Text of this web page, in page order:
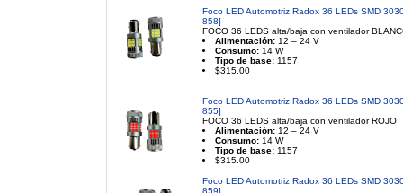
Foco LED Automotriz Radox 36 LEDs SMD
858]
FOCO 36 LEDS alta/baja con ventilador
Alimentación: 12 – 24 V
Consumo: 14 W
Tipo de base: 1157
$315.00
Foco LED Automotriz Radox 36 LEDs SMD
855]
FOCO 36 LEDS alta/baja con ventilador ROJO
Alimentación: 12 – 24 V
Consumo: 14 W
Tipo de base: 1157
$315.00
Foco LED Automotriz Radox 36 LEDs SMD
859]